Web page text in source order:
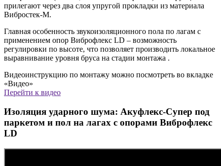
прилегают через два слоя упругой прокладки из материала
Вибростек-М.
Главная особенность звукоизоляционного пола по лагам с
применением опор Виброфлекс LD – возможность
регулировки по высоте, что позволяет производить локальное
выравнивание уровня бруса на стадии монтажа .
Видеоинструкцию по монтажу можно посмотреть во вкладке
«Видео»
Перейти к видео
Изоляция ударного шума: Акуфлекс-Супер под
паркетом и пол на лагах с опорами Виброфлекс
LD